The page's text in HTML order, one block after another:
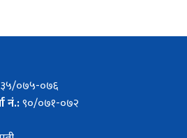
०७५-०७६
नं.:९०/०७१-०७२